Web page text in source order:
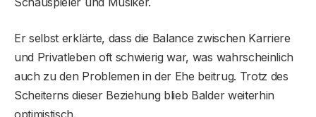
Er selbst erklärte, dass die Balance zwischen Karriere
und Privatleben oft schwierig war, was wahrscheinlich
auch zu den Problemen in der Ehe beitrug. Trotz des
Scheiterns dieser Beziehung blieb Balder weiterhin